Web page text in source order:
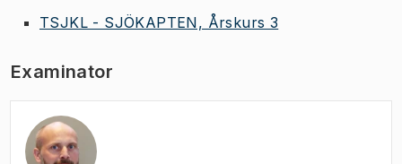
TSJKL - SJÖKAPTEN, Årskurs 3
Examinator